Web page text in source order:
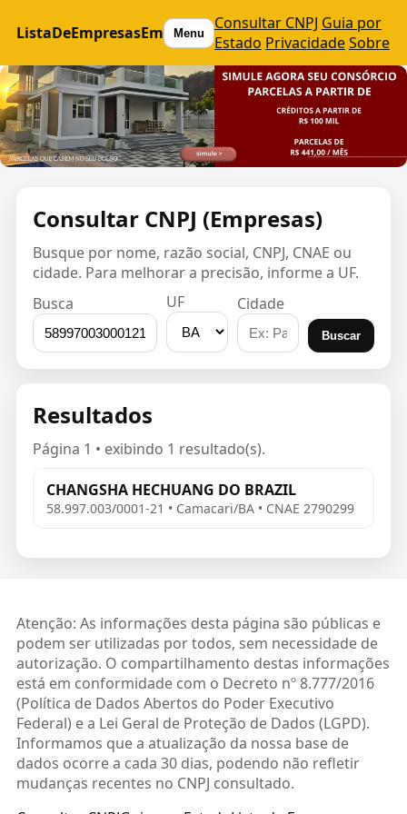
ListaDeEmpresasEm Menu Consultar CNPJ Guia por
Estado PrivacidadeSobre
Consultar CNPJ (Empresas)
Busque por nome, razão social, CNPJ, CNAE ou
cidade. Para melhorar a precisão, informe a UF.
Busca
UF Cidade
Buscar
Resultados
Página 1 • exibindo 1 resultado(s).
CHANGSHA HECHUANG DO BRAZIL
58.997.003/0001-21 • Camacari/BA • CNAE 2790299
Atenção: As informações desta página são públicas e
podem ser utilizadas por todos, sem necessidade de
autorização. O compartilhamento destas informações
está em conformidade com o Decreto nº 8.777/2016
(Política de Dados Abertos do Poder Executivo
Federal) e a Lei Geral de Proteção de Dados (LGPD).
Informamos que a atualização da nossa base de
dados ocorre a cada 30 dias, podendo não refletir
mudanças recentes no CNPJ consultado.